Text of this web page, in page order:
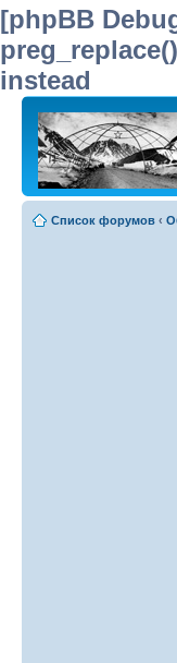
[phpBB
instead
Список форумов ‹